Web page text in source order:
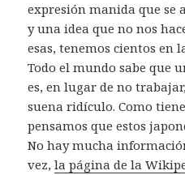
expresión manida que se
y una idea que no nos
esas, tenemos cientos en
Todo el mundo sabe que
es, en lugar de no
suena ridículo. Como
pensamos que estos
No hay mucha
vez,la página de la